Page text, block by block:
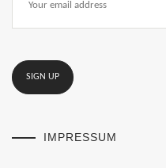
IMPRESSUM